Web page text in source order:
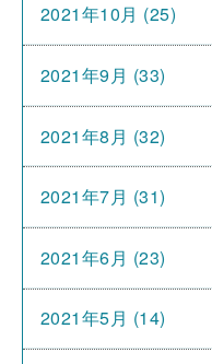
2021年10月 (25)
2021年9月 (33)
2021年8月 (32)
2021年7月 (31)
2021年6月 (23)
2021年5月 (14)